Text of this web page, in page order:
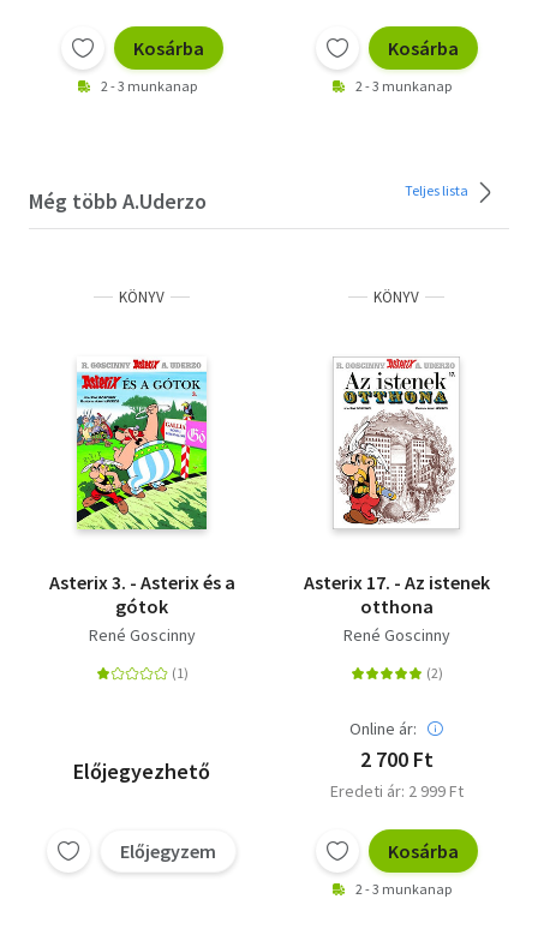
Kosárba
2 - 3 munkanap
Kosárba
2 - 3 munkanap
Még több A.Uderzo Teljes lista
KÖNYV
Asterix 3. - Asterix és a
gótok
René Goscinny
Előjegyezhető
Előjegyzem
KÖNYV
Asterix 17. - Az istenek
otthona
René Goscinny
Online ár:
2 700 Ft
Eredeti ár: 2 999 Ft
Kosárba
2 - 3 munkanap